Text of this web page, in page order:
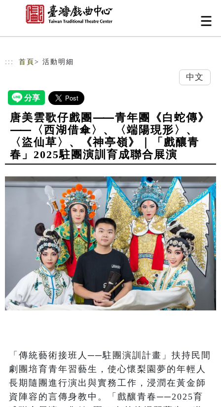
跳到主要內容
網站導覽
::: 首頁 > 活動明細
中文
唐美雲歌仔戲團⸺青年團《白蛇傳》
⸺〈西湖借傘〉、〈端陽現形〉、
〈盜仙草〉、《神亭嶺》｜「戲釀青
春」2025駐團演訓育成聯合展演
「傳統藝術接班人──駐團演訓計畫」扶持民間
劇團培育青年習藝生，使心懷梨園夢的年輕人
長期隨團進行演出與實務工作，浸潤在黃金師
資陣容的言傳身教中。「戲釀青春──2025育